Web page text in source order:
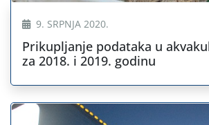
9. SRPNJA 2020.
Prikupljanje podataka u
za 2018. i 2019. godinu